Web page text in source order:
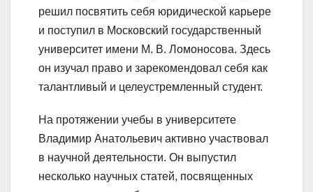
решил посвятить себя юридической карьере
и поступил в Московский государственный
университет имени М. В. Ломоносова. Здесь
он изучал право и зарекомендовал себя как
талантливый и целеустремленный студент.
На протяжении учебы в университете
Владимир Анатольевич активно участвовал
в научной деятельности. Он выпустил
несколько научных статей, посвященных